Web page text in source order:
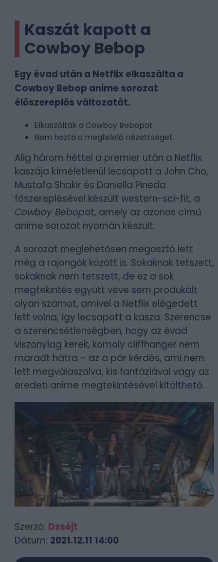
Kaszát kapott a
Cowboy Bebop
Egy évad után a Netflix elkaszálta a
Cowboy Bebop anime sorozat
élőszereplős változatát.
Elkaszálták a Cowboy Bebopot
Nem hozta a megfelelő nézettséget.
Alig három héttel a premier után a Netflix
kaszája kíméletlenül lecsapott a John Cho,
Mustafa Shakir és Daniella Pineda
főszereplésével készült western-sci-fit, a
Cowboy Bebopot, amely az azonos című
anime sorozat nyomán készült.
A sorozat meglehetősen megosztó lett
még a rajongók között is. Sokaknak tetszett,
sokaknak nem tetszett, de ez a sok
megtekintés együtt véve sem produkált
olyan számot, amivel a Netflix elégedett
lett volna, így lecsapott a kasza. Szerencse
a szerencsétlenségben, hogy az évad
viszonylag kerek, komoly cliffhanger nem
maradt hátra – az a pár kérdés, ami nem
lett megválaszolva, kis fantáziával vagy az
eredeti anime megtekintésével kitölthető.
Szerző: Dzséjt
Dátum: 2021.12.11 14:00